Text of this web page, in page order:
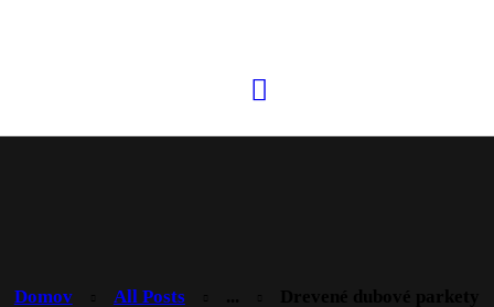
Domov All Posts